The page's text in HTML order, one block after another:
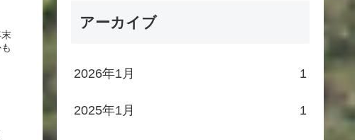
アーカイブ
2026年1月 1
2025年1月 1